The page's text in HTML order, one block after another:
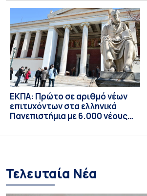
παρουσία αποστολές από 55 χώρες,
νέο ρεκόρ συμμετοχών. Για την Ελλάδα,
για 8η συνεχόμενη φορά, […]
ΕΚΠΑ: Πρώτο σε αριθμό νέων
επιτυχόντων στα ελληνικά
Πανεπιστήμια με 6.000 νέους
επιλογή για τους
Τελευταία Νέα